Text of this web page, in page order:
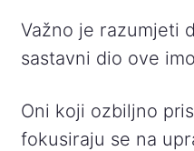
Važno je razumjeti
sastavni dio ove
Oni koji ozbiljno
fokusiraju se na